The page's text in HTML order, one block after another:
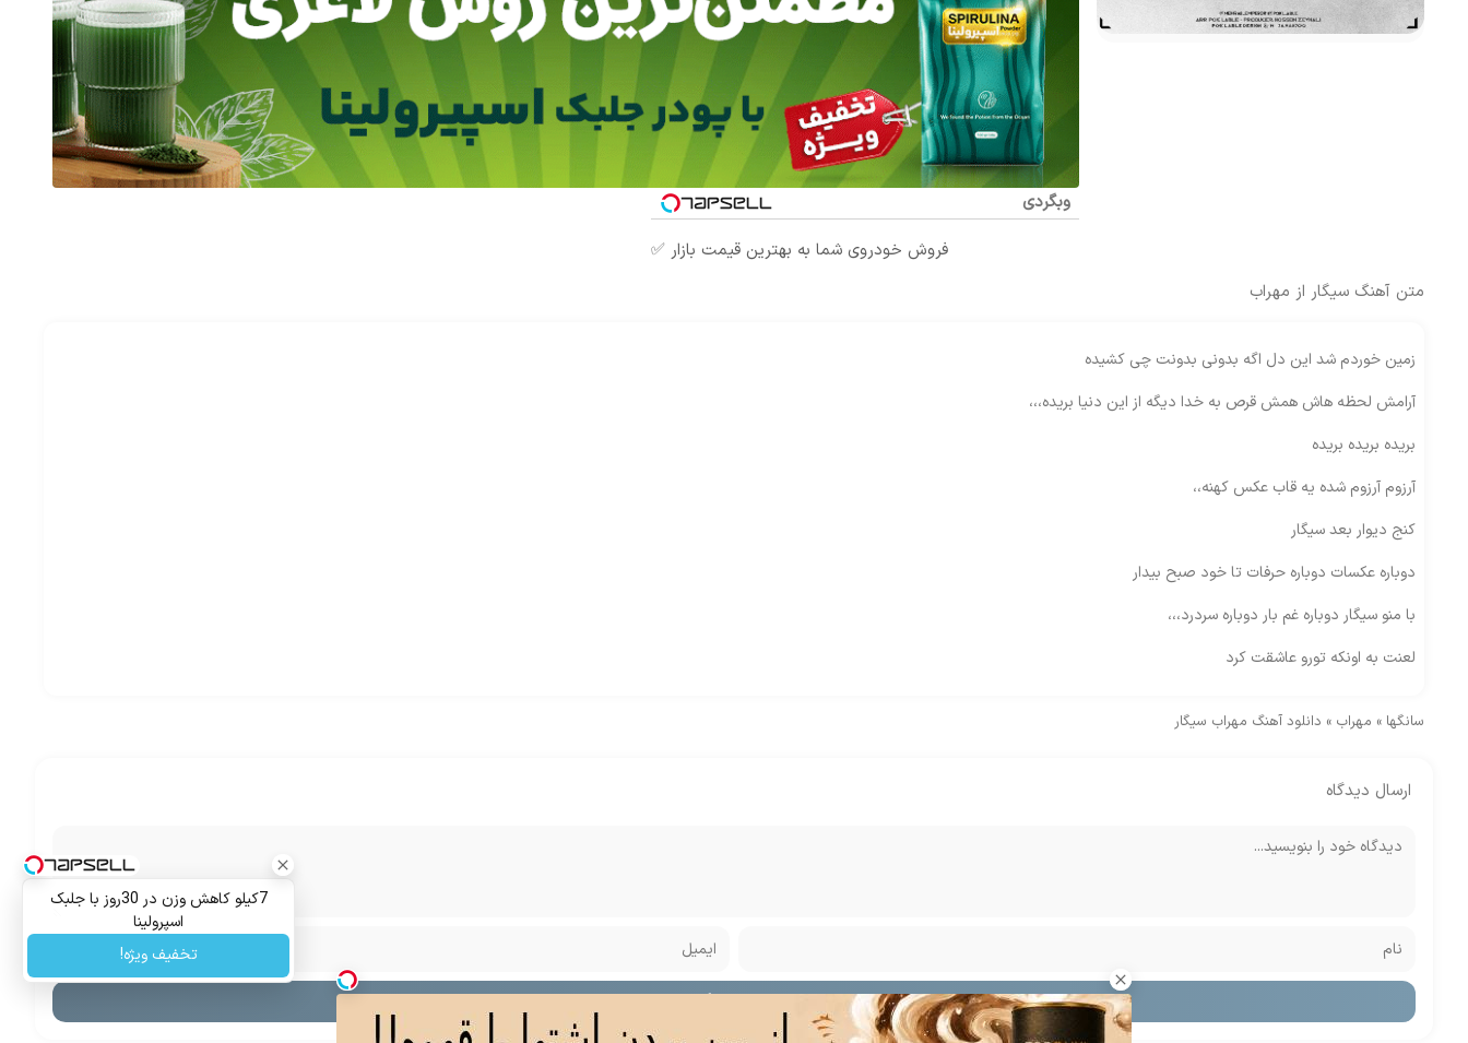
وبگردی
فروش خودروی شما به بهترین قیمت بازار ✅
متن آهنگ سیگار از مهراب
زمین خوردم شد این دل اگه بدونی بدونت چی کشیده
آرامش لحظه هاش همش قرص به خدا دیگه از این دنیا بریده،،،
بریده بریده بریده
آرزوم آرزوم شده یه قاب عکس کهنه،،
کنج دیوار بعد سیگار
دوباره عکسات دوباره حرفات تا خود صبح بیدار
با منو سیگار دوباره غم بار دوباره سردرد،،،
لعنت به اونکه تورو عاشقت کرد
سانگها » مهراب » دانلود آهنگ مهراب سیگار
ارسال دیدگاه
7کیلو کاهش وزن در 30روز با جلبک
اسپرولینا
تخفیف ویژه!